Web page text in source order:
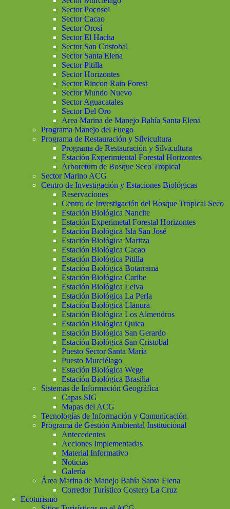
Sector Pocosol
Sector Cacao
Sector Orosí
Sector El Hacha
Sector San Cristobal
Sector Santa Elena
Sector Pitilla
Sector Horizontes
Sector Rincon Rain Forest
Sector Mundo Nuevo
Sector Aguacatales
Sector Del Oro
Area Marina de Manejo Bahía Santa Elena
Programa Manejo del Fuego
Programa de Restauración y Silvicultura
Programa de Restauración y Silvicultura
Estación Experimiental Forestal Horizontes
Arboretum de Bosque Seco Tropical
Sector Marino ACG
Centro de Investigación y Estaciones Biológicas
Reservaciones
Centro de Investigación del Bosque Tropical Seco
Estación Biológica Nancite
Estación Experimetal Forestal Horizontes
Estación Biológica Isla San José
Estación Biológica Maritza
Estación Biológica Cacao
Estación Biológica Pitilla
Estación Biológica Botarrama
Estación Biológica Caribe
Estación Biológica Leiva
Estación Biológica La Perla
Estación Biológica Llanura
Estación Biológica Los Almendros
Estación Biológica Quica
Estación Biológica San Gerardo
Estación Biológica San Cristobal
Puesto Sector Santa María
Puesto Murciélago
Estación Biológica Wege
Estación Biológica Brasilia
Sistemas de Información Geográfica
Capas SIG
Mapas del ACG
Tecnologías de Información y Comunicación
Programa de Gestión Ambiental Institucional
Antecedentes
Acciones Implementadas
Material Informativo
Noticias
Galería
Área Marina de Manejo Bahía Santa Elena
Corredor Turístico Costero La Cruz
Ecoturismo